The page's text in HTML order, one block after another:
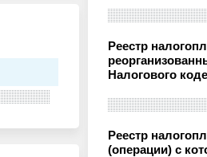
Реестр
Налогового
Реестр
(операции) с